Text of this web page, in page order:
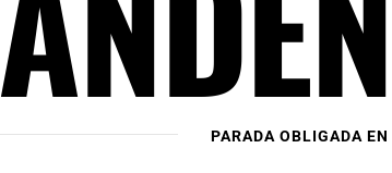
PARADA OBLIGADA